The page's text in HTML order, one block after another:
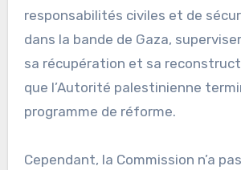
responsabilités civiles et de
dans la bande de Gaza,
sa récupération et sa
que l’Autorité palestinienne
programme de réforme.
Cependant, la Commission n’a